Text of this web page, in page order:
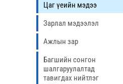
Цаг үеийн мэдээ
Зарлал мэдээлэл
Ажлын зар
Багшийн сонгон
шалгаруулалтад
тавигдах нийтлэг